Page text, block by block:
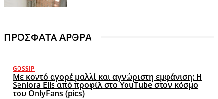
ΠΡΟΣΦΑΤΑ ΑΡΘΡΑ
GOSSIP
Με κοντό αγορέ μαλλί και αγνώριστη εμφάνιση: Η
Seniora Elis από προφίλ στο YouTube στον κόσμο
του OnlyFans (pics)